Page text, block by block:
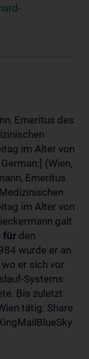
Emeritus des
im Alter von
(Wien,
Emeritus
im Alter von
galt
für den
wurde er an
wo er sich vor
Systems
Bis zuletzt
tätig. Share